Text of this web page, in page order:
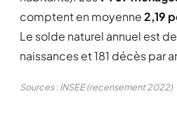
comptent en moyenne2,19
Le solde naturel annuel est de
naissances et 181 décès par
Sources : INSEE (recensement 2022)